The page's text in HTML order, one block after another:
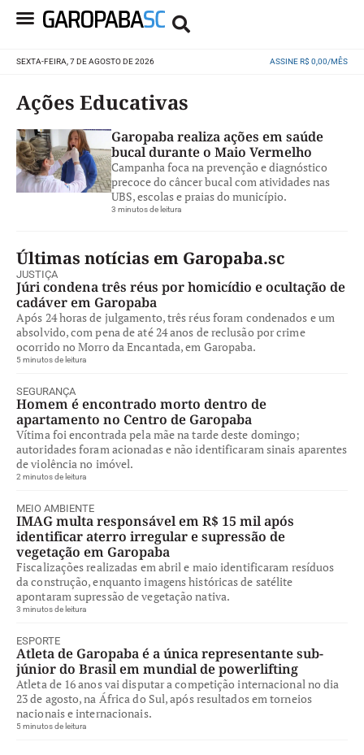
SEXTA-FEIRA, 7 DE AGOSTO DE 2026 ASSINE R$ 0,00/MÊS
Ações Educativas
Garopaba realiza ações em saúde
bucal durante o Maio Vermelho
Campanha foca na prevenção e diagnóstico
precoce do câncer bucal com atividades nas
UBS, escolas e praias do município.
3 minutos de leitura
Últimas notícias em Garopaba.sc
JUSTIÇA
Júri condena três réus por homicídio e ocultação de
cadáver em Garopaba
Após 24 horas de julgamento, três réus foram condenados e um
absolvido, com pena de até 24 anos de reclusão por crime
ocorrido no Morro da Encantada, em Garopaba.
5 minutos de leitura
SEGURANÇA
Homem é encontrado morto dentro de
apartamento no Centro de Garopaba
Vítima foi encontrada pela mãe na tarde deste domingo;
autoridades foram acionadas e não identificaram sinais aparentes
de violência no imóvel.
2 minutos de leitura
MEIO AMBIENTE
IMAG multa responsável em R$ 15 mil após
identificar aterro irregular e supressão de
vegetação em Garopaba
Fiscalizações realizadas em abril e maio identificaram resíduos
da construção, enquanto imagens históricas de satélite
apontaram supressão de vegetação nativa.
3 minutos de leitura
ESPORTE
Atleta de Garopaba é a única representante sub-
júnior do Brasil em mundial de powerlifting
Atleta de 16 anos vai disputar a competição internacional no dia
23 de agosto, na África do Sul, após resultados em torneios
nacionais e internacionais.
5 minutos de leitura